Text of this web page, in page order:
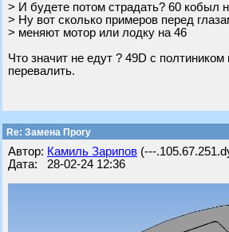
> И будете потом страдать? 60 кобыл
> Ну вот сколько примеров перед
> меняют мотор или лодку на 46
Что значит не едут ? 49D с
перевалить.
Re: Замена Прогу
Автор: Камиль Зарипов (---
Дата: 28-02-24 12:36